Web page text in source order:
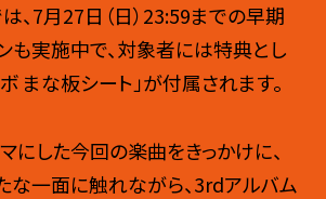
、7月27日（日）23:59までの早期
も実施中で、対象者には特典とし
まな板シート」が付属されます。
にした今回の楽曲をきっかけに、
な一面に触れながら、3rdアルバム